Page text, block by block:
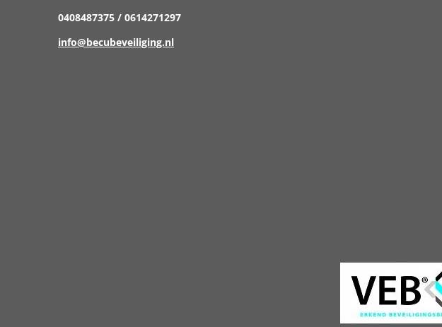
0408487375 / 0614271297
info@becubeveiliging.nl